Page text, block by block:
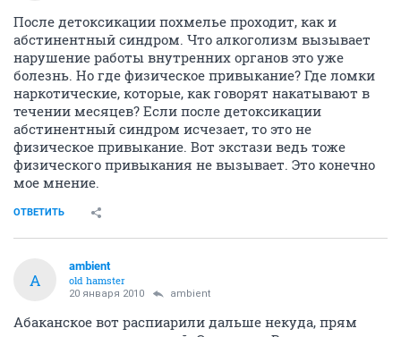
После детоксикации похмелье проходит, как и
абстинентный синдром. Что алкоголизм вызывает
нарушение работы внутренних органов это уже
болезнь. Но где физическое привыкание? Где ломки
наркотические, которые, как говорят накатывают в
течении месяцев? Если после детоксикации
абстинентный синдром исчезает, то это не
физическое привыкание. Вот экстази ведь тоже
физического привыкания не вызывает. Это конечно
мое мнение.
ОТВЕТИТЬ
A
ambient
old hamster
20 января 2010 ambient
Абаканское вот распиарили дальше некуда, прям